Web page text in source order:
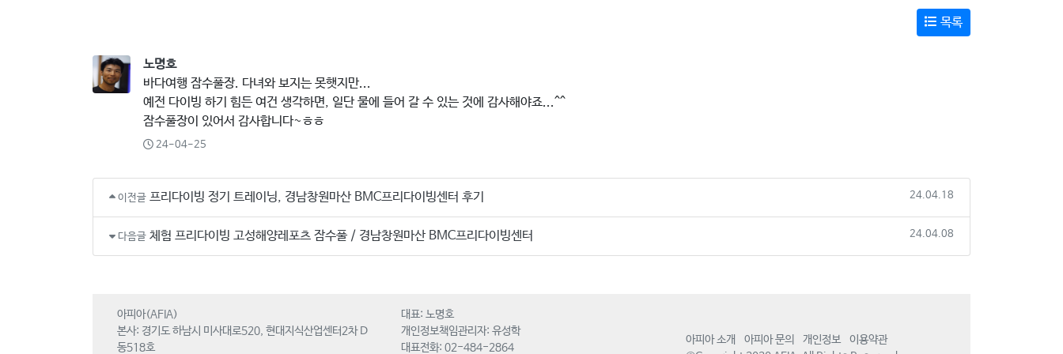
목록
노명호
바다여행 잠수풀장. 다녀와 보지는 못햇지만...
예전 다이빙 하기 힘든 여건 생각하면, 일단 물에 들어 갈 수 있는 것에 감사해야죠...^^
잠수풀장이 있어서 감사합니다~ㅎㅎ
24-04-25
이전글 프리다이빙 정기 트레이닝, 경남창원마산 BMC프리다이빙센터 후기 24.04.18
다음글 체험 프리다이빙 고성해양레포츠 잠수풀 / 경남창원마산 BMC프리다이빙센터 24.04.08
아피아(AFIA)
본사: 경기도 하남시 미사대로520, 현대지식산업센터2차 D
동518호
대표: 노명호
개인정보책임관리자: 유성학
대표전화: 02-484-2864
아피아 소개 아피아 문의 개인정보
이용약관